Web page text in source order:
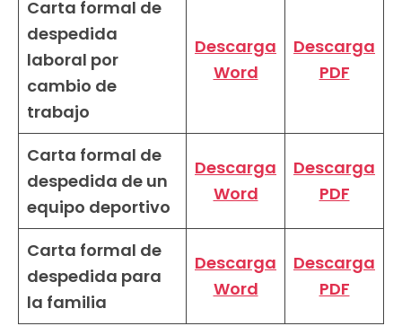
Carta formal de
despedida
laboral por
cambio de
trabajo
Descarga
Word
Descarga
PDF
Carta formal de
despedida de un
equipo deportivo
Descarga
Word
Descarga
PDF
Carta formal de
despedida para
la familia
Descarga
Word
Descarga
PDF